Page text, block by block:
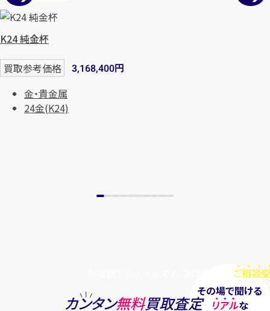
K24 純金杯
買取参考価格 3,168,400円
金・貴金属
24金(K24)
ご相談
その場で聞ける
リアルな
カンタン無料買取査定